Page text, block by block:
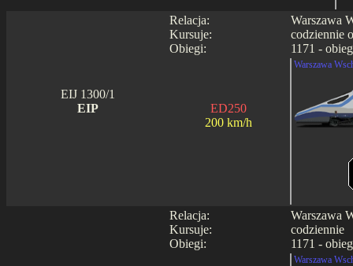
Relacja:
Kursuje:
Obiegi:
Warszawa
codziennie
1171 -
EIJ 1300/1
EIP
ED250
200 km/h
Warszawa
Relacja:
Kursuje:
Obiegi:
Warszawa
codziennie
1171 -
Warszawa